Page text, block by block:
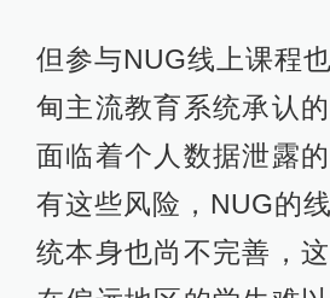
但参与NUG线上课程
甸主流教育系统承认
面临着个人数据泄露
有这些风险，NUG的
统本身也尚不完善，